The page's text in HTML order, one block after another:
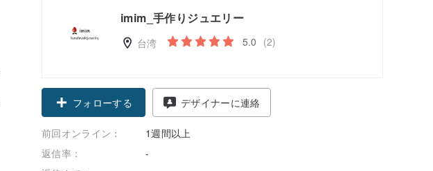
imim_手作りジュエリー
台湾 5.0 (2)
フォローする デザイナーに連絡
前回オンライン：
1週間以上
返信率：
-